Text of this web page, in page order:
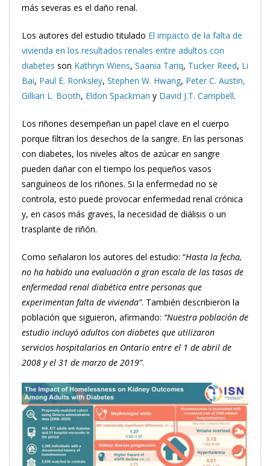
más severas es el daño renal.
Los autores del estudio titulado El impacto de la falta de
vivienda en los resultados renales entre adultos con
diabetes son Kathryn Wiens, Saania Tariq, Tucker Reed, Li
Bai, Paul E. Ronksley, Stephen W. Hwang, Peter C. Austin,
Gillian L. Booth, Eldon Spackman y David J.T. Campbell.
Los riñones desempeñan un papel clave en el cuerpo
porque filtran los desechos de la sangre. En las personas
con diabetes, los niveles altos de azúcar en sangre
pueden dañar con el tiempo los pequeños vasos
sanguíneos de los riñones. Si la enfermedad no se
controla, esto puede provocar enfermedad renal crónica
y, en casos más graves, la necesidad de diálisis o un
trasplante de riñón.
Como señalaron los autores del estudio: “Hasta la fecha,
no ha habido una evaluación a gran escala de las tasas de
enfermedad renal diabética entre personas que
experimentan falta de vivienda”. También describieron la
población que siguieron, afirmando: “Nuestra población de
estudio incluyó adultos con diabetes que utilizaron
servicios hospitalarios en Ontario entre el 1 de abril de
2008 y el 31 de marzo de 2019”.